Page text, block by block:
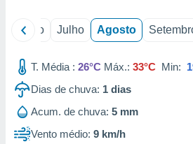
Junho Julho Agosto
T. Média : 26°C Máx.: 33°C Min:
Dias de chuva: 1 dias
Acum. de chuva: 5 mm
Vento médio: 9 km/h